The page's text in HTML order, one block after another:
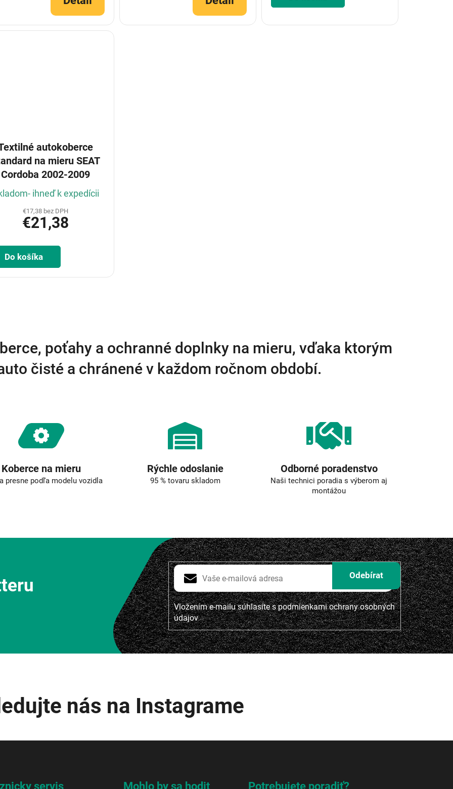
autokoberce
na mieru SEAT
Cordoba 2002-2009
ihneď k expedícii
€17,38 bez DPH
€21,38
Do košíka
c
i
e
ý
p
s
poťahy a ochranné doplnky na mieru, vďaka ktorým
čisté a chránené v každom ročnom období.
Koberce na mieru
presne podľa modelu vozidla
Rýchle odoslanie
95 % tovaru skladom
Odborné poradenstvo
Naši technici poradia s výberom aj
montážou
Vložením e-mailu súhlasíte spodmienkami ochrany osobných
údajov
nás na Instagrame
servis Mohlo by sa hodit Potrebujete poradiť?